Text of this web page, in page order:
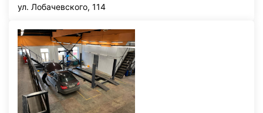
ул. Лобачевского, 114